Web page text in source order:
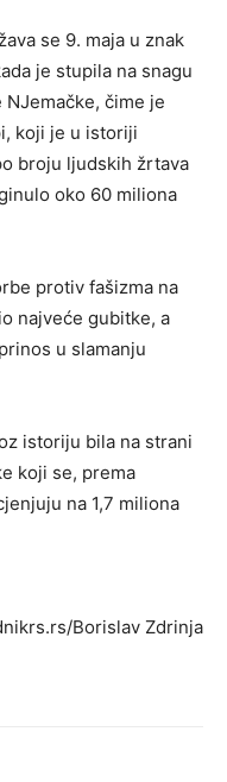
se 9. maja u znak
je stupila na snagu
čime je
koji je u istoriji
broju ljudskih žrtava
oko 60 miliona
protiv fašizma na
najveće gubitke, a
u slamanju
istoriju bila na strani
koji se, prema
na 1,7 miliona
Borislav Zdrinja